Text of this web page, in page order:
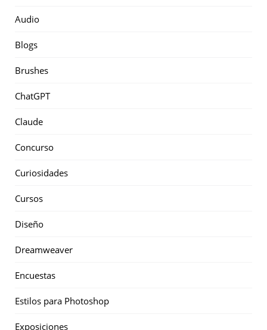
Audio
Blogs
Brushes
ChatGPT
Claude
Concurso
Curiosidades
Cursos
Diseño
Dreamweaver
Encuestas
Estilos para Photoshop
Exposiciones